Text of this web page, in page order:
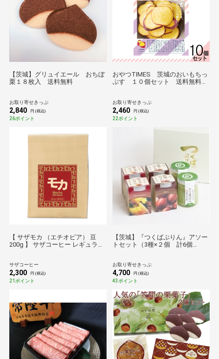
【茨城】グリュイエール おちぼ
栗１８枚入 送料無料
お取り寄せきっぷ
2,840 円 (税込)
26ポイント
おやつTIMES 茨城のおいもちっ
ぷす １０個セット 送料無料
お取り寄せきっぷ
2,460 円 (税込)
22ポイント
【 サザモカ （エチオピア） 豆
200g 】 サザコーヒー レギュラー
サザコーヒー
2,300 円 (税込)
21ポイント
【茨城】『つくばぷりん』アソー
トセット（3種×２個 計6個
お取り寄せきっぷ
4,700 円 (税込)
43ポイント